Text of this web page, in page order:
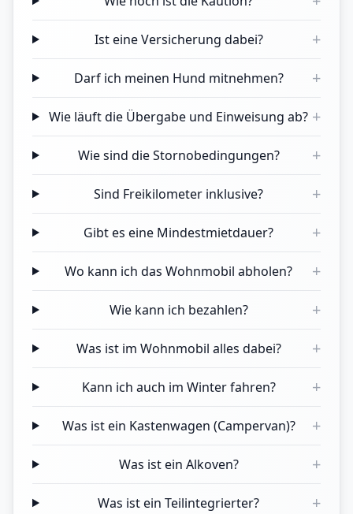
Ist eine Versicherung dabei? +
Darf ich meinen Hund mitnehmen? +
Wie läuft die Übergabe und Einweisung ab? +
Wie sind die Stornobedingungen? +
Sind Freikilometer inklusive? +
Gibt es eine Mindestmietdauer? +
Wo kann ich das Wohnmobil abholen? +
Wie kann ich bezahlen? +
Was ist im Wohnmobil alles dabei? +
Kann ich auch im Winter fahren? +
Was ist ein Kastenwagen (Campervan)? +
Was ist ein Alkoven? +
Was ist ein Teilintegrierter? +